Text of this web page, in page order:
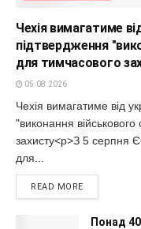
Чехія вимагатиме
підтвердження
для тимчасового
05.08.2026
Чехія вимагатиме від
"виконання
захисту<p>З 5 серпня
для...
READ MORE
Понад